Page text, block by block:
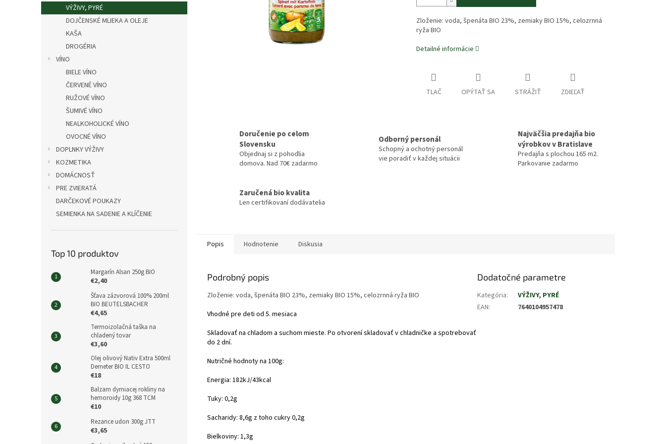
VÝŽIVY, PYRÉ
DOJČENSKÉ MLIEKA A OLEJE
KAŠA
DROGÉRIA
VÍNO
BIELE VÍNO
ČERVENÉ VÍNO
RUŽOVÉ VÍNO
ŠUMIVÉ VÍNO
NEALKOHOLICKÉ VÍNO
OVOCNÉ VÍNO
DOPLNKY VÝŽIVY
KOZMETIKA
DOMÁCNOSŤ
PRE ZVIERATÁ
DARČEKOVÉ POUKAZY
SEMIENKA NA SADENIE A KLÍČENIE
Top 10 produktov
Margarín Alsan 250g BIO
€2,40
Šťava zázvorová 100% 200ml
BIO BEUTELSBACHER
€4,65
Termoizolačná taška na
chladený tovar
€3,60
Olej olivový Nativ Extra 500ml
Demeter BIO IL CESTO
€18
Balzam dymiacej rokliny na
hemoroidy 10g 368 TCM
€10
Rezance udon 300g JTT
€3,65
Zloženie: voda, špenáta BIO 23%, zemiaky BIO 15%, celozrnná
ryža BIO
Detailné informácie
TLAČ OPÝTAŤ SA STRÁŽIŤ ZDIEĽAŤ
Doručenie po celom
Slovensku
Objednaj si z pohodlia
domova. Nad 70€ zadarmo
Odborný personál
Schopný a ochotný personál
vie poradiť v každej situácii
Najväčšia predajňa bio
výrobkov v Bratislave
Predajňa s plochou 165 m2.
Parkovanie zadarmo
Zaručená bio kvalita
Len certifikovaní dodávatelia
Popis Hodnotenie Diskusia
Podrobný popis
Zloženie: voda, špenáta BIO 23%, zemiaky BIO 15%, celozrnná ryža BIO
Vhodné pre deti od 5. mesiaca
Skladovať na chladom a suchom mieste. Po otvorení skladovať v chladničke a spotrebovať
do 2 dní.
Nutričné hodnoty na 100g:
Energia: 182kJ/43kcal
Tuky: 0,2g
Sacharidy: 8,6g z toho cukry 0,2g
Bielkoviny: 1,3g
Dodatočné parametre
Kategória:
VÝŽIVY, PYRÉ
EAN: 7640104957478